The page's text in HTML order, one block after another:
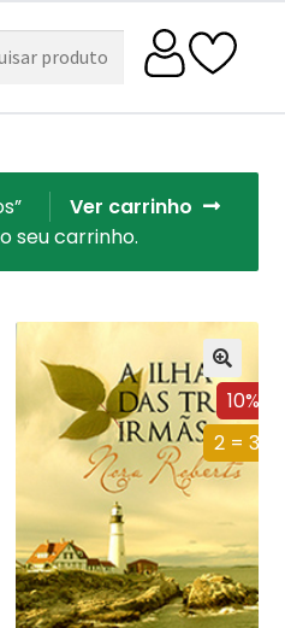
Ver carrinho
seu carrinho.
10%
2 = 3